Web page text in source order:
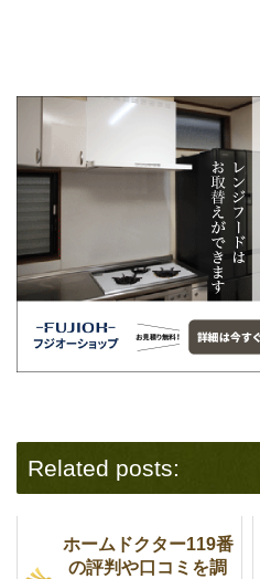
Related posts:
ホームドクター119番
の評判や口コミを調